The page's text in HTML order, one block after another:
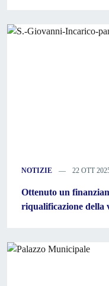
NOTIZIE 22 OTT
Ottenuto un
riqualificazione della